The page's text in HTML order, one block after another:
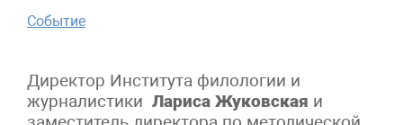
Событие
Директор Института филологии и
журналистики Лариса Жуковская и